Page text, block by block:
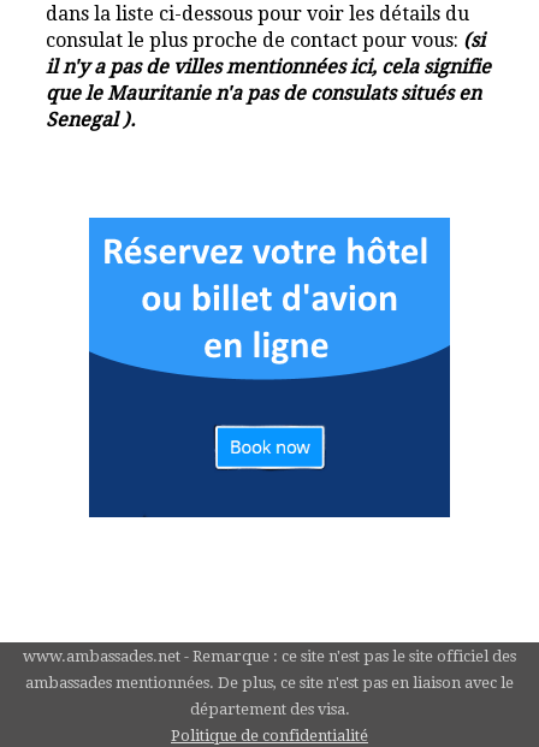
dans la liste ci-dessous pour voir les détails du
consulat le plus proche de contact pour vous: (si
il n'y a pas de villes mentionnées ici, cela signifie
que le Mauritanie n'a pas de consulats situés en
Senegal ).
www.ambassades.net - Remarque : ce site n'est pas le site officiel des
ambassades mentionnées. De plus, ce site n'est pas en liaison avec le
département des visa.
Politique de confidentialité